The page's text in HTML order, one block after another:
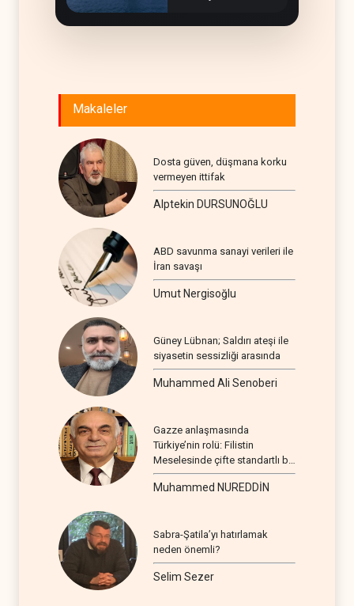
Makaleler
Dosta güven, düşmana korku
vermeyen ittifak
Alptekin DURSUNOĞLU
ABD savunma sanayi verileri ile
İran savaşı
Umut Nergisoğlu
Güney Lübnan; Saldırı ateşi ile
siyasetin sessizliği arasında
Muhammed Ali Senoberi
Gazze anlaşmasında
Türkiye’nin rolü: Filistin
Meselesinde çifte standartlı bir
seyir
Muhammed NUREDDİN
Sabra-Şatila’yı hatırlamak
neden önemli?
Selim Sezer